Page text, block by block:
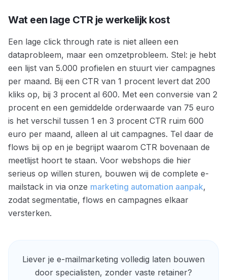
Wat een lage CTR je werkelijk kost
Een lage click through rate is niet alleen een
dataprobleem, maar een omzetprobleem. Stel: je hebt
een lijst van 5.000 profielen en stuurt vier campagnes
per maand. Bij een CTR van 1 procent levert dat 200
kliks op, bij 3 procent al 600. Met een conversie van 2
procent en een gemiddelde orderwaarde van 75 euro
is het verschil tussen 1 en 3 procent CTR ruim 600
euro per maand, alleen al uit campagnes. Tel daar de
flows bij op en je begrijpt waarom CTR bovenaan de
meetlijst hoort te staan. Voor webshops die hier
serieus op willen sturen, bouwen wij de complete e-
mailstack in via onze marketing automation aanpak,
zodat segmentatie, flows en campagnes elkaar
versterken.
Liever je e-mailmarketing volledig laten bouwen
door specialisten, zonder vaste retainer?